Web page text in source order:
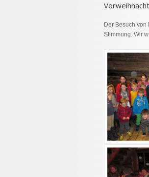
Der Besuch von
Stimmung. Wir